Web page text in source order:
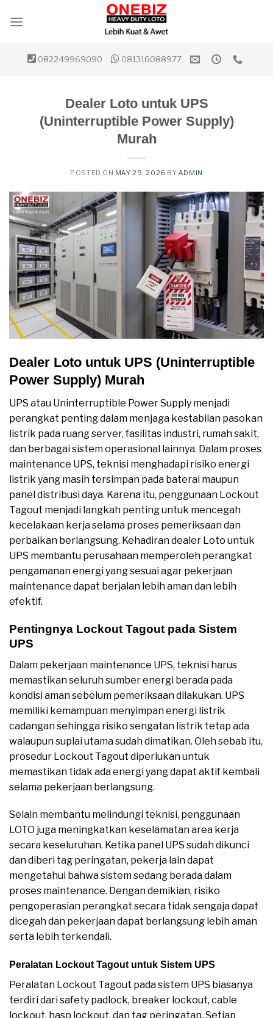
082249969090 081316088977
Dealer Loto untuk UPS
(Uninterruptible Power Supply)
Murah
POSTED ON MAY 29, 2026 BY ADMIN
Dealer Loto untuk UPS (Uninterruptible
Power Supply) Murah
UPS atau Uninterruptible Power Supply menjadi
perangkat penting dalam menjaga kestabilan pasokan
listrik pada ruang server, fasilitas industri, rumah sakit,
dan berbagai sistem operasional lainnya. Dalam proses
maintenance UPS, teknisi menghadapi risiko energi
listrik yang masih tersimpan pada baterai maupun
panel distribusi daya. Karena itu, penggunaan Lockout
Tagout menjadi langkah penting untuk mencegah
kecelakaan kerja selama proses pemeriksaan dan
perbaikan berlangsung. Kehadiran dealer Loto untuk
UPS membantu perusahaan memperoleh perangkat
pengamanan energi yang sesuai agar pekerjaan
maintenance dapat berjalan lebih aman dan lebih
efektif.
Pentingnya Lockout Tagout pada Sistem
UPS
Dalam pekerjaan maintenance UPS, teknisi harus
memastikan seluruh sumber energi berada pada
kondisi aman sebelum pemeriksaan dilakukan. UPS
memiliki kemampuan menyimpan energi listrik
cadangan sehingga risiko sengatan listrik tetap ada
walaupun suplai utama sudah dimatikan. Oleh sebab itu,
prosedur Lockout Tagout diperlukan untuk
memastikan tidak ada energi yang dapat aktif kembali
selama pekerjaan berlangsung.
Selain membantu melindungi teknisi, penggunaan
LOTO juga meningkatkan keselamatan area kerja
secara keseluruhan. Ketika panel UPS sudah dikunci
dan diberi tag peringatan, pekerja lain dapat
mengetahui bahwa sistem sedang berada dalam
proses maintenance. Dengan demikian, risiko
pengoperasian perangkat secara tidak sengaja dapat
dicegah dan pekerjaan dapat berlangsung lebih aman
serta lebih terkendali.
Peralatan Lockout Tagout untuk Sistem UPS
Peralatan Lockout Tagout pada sistem UPS biasanya
terdiri dari safety padlock, breaker lockout, cable
lockout, hasp lockout, dan tag peringatan. Setiap